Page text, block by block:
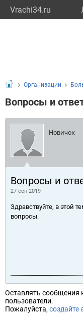
Vrachi34.ru
Организации
Вопросы и
Новичок
Вопросы и
27 сен 2019
Здравствуйте, в этой
вопросы.
Оставлять сообщения
пользователи.
Пожалуйста, создайте